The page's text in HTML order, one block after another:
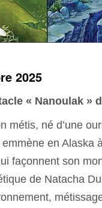
2025
« Nanoulak »
métis, né d’une
en Alaska
façonnent son
de Natacha